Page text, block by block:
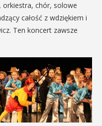
orkiestra, chór, solowe
całość z wdziękiem i
Ten koncert zawsze